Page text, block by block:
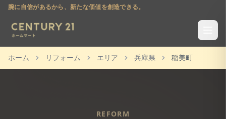
腕に自信があるから、新たな価値を創造できる。
ホーム リフォーム エリア 兵庫県 稲美町
REFORM